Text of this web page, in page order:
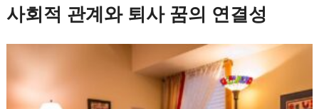
사회적 관계와 퇴사 꿈의 연결성